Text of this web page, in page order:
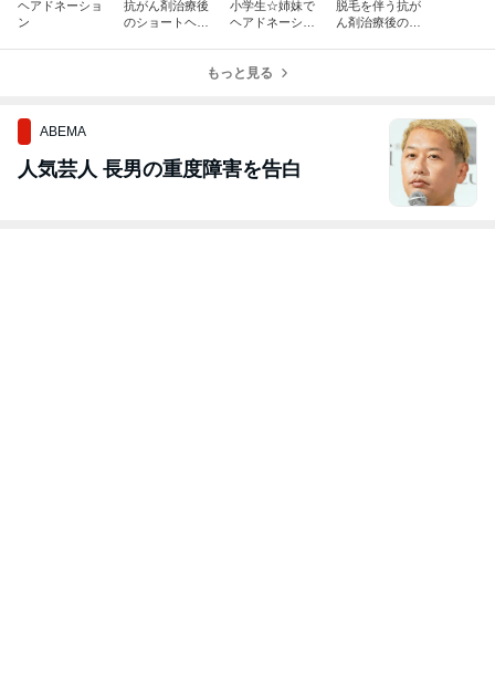
ヘアドネーショ
ン
抗がん剤治療後
のショートヘア
小学生☆姉妹で
ヘアドネーショ
脱毛を伴う抗が
ん剤治療後のヘ
もっと見る
ABEMA
人気芸人 長男の重度障害を告白